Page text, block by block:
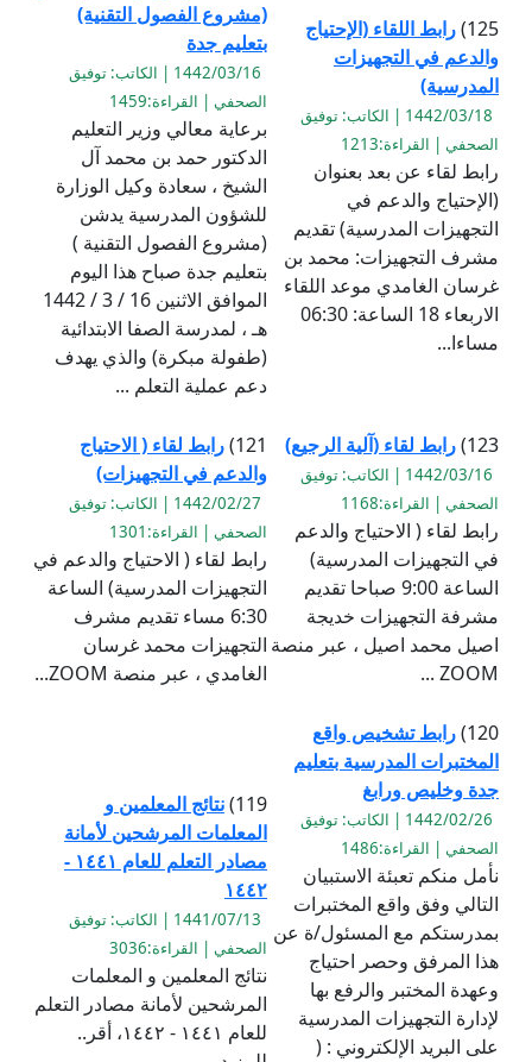
125) رابط اللقاء (الإحتياج
والدعم في التجهيزات
المدرسية)
1442/03/18 | الكاتب: توفيق
الصحفي | القراءة:1213
رابط لقاء عن بعد بعنوان
(الإحتياج والدعم في
التجهيزات المدرسية) تقديم
مشرف التجهيزات: محمد بن
غرسان الغامدي موعد اللقاء
الاربعاء 18 الساعة: 06:30
مساءا...
(مشروع الفصول التقنية)
بتعليم جدة
1442/03/16 | الكاتب: توفيق
الصحفي | القراءة:1459
برعاية معالي وزير التعليم
الدكتور حمد بن محمد آل
الشيخ ، سعادة وكيل الوزارة
للشؤون المدرسية يدشن
(مشروع الفصول التقنية )
بتعليم جدة صباح هذا اليوم
الموافق الاثنين 16 / 3 / 1442
هـ ، لمدرسة الصفا الابتدائية
(طفولة مبكرة) والذي يهدف
دعم عملية التعلم ...
123) رابط لقاء (آلية الرجيع)
1442/03/16 | الكاتب: توفيق
الصحفي | القراءة:1168
رابط لقاء ( الاحتياج والدعم
في التجهيزات المدرسية)
الساعة 9:00 صباحا تقديم
مشرفة التجهيزات خديجة
اصيل محمد اصيل ، عبر منصة
ZOOM ...
121) رابط لقاء ( الاحتياج
والدعم في التجهيزات)
1442/02/27 | الكاتب: توفيق
الصحفي | القراءة:1301
رابط لقاء ( الاحتياج والدعم في
التجهيزات المدرسية) الساعة
6:30 مساء تقديم مشرف
التجهيزات محمد غرسان
الغامدي ، عبر منصة ZOOM...
120) رابط تشخيص واقع
المختبرات المدرسية بتعليم
جدة وخليص ورابغ
1442/02/26 | الكاتب: توفيق
الصحفي | القراءة:1486
نأمل منكم تعبئة الاستبيان
التالي وفق واقع المختبرات
بمدرستكم مع المسئول/ة عن
هذا المرفق وحصر احتياج
وعهدة المختبر والرفع بها
لإدارة التجهيزات المدرسية
على البريد الإلكتروني : (
119) نتائج المعلمين و
المعلمات المرشحين لأمانة
مصادر التعلم للعام ١٤٤١ -
١٤٤٢
1441/07/13 | الكاتب: توفيق
الصحفي | القراءة:3036
نتائج المعلمين و المعلمات
المرشحين لأمانة مصادر التعلم
للعام ١٤٤١ - ١٤٤٢، أقر..